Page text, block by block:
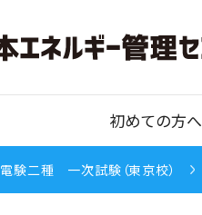
初めての方へ
電験二種 一次試験（東京校）